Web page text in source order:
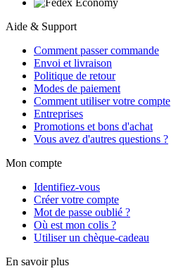
Aide & Support
Comment passer commande
Envoi et livraison
Politique de retour
Modes de paiement
Comment utiliser votre compte
Entreprises
Promotions et bons d'achat
Vous avez d'autres questions ?
Mon compte
Identifiez-vous
Créer votre compte
Mot de passe oublié ?
Où est mon colis ?
Utiliser un chèque-cadeau
En savoir plus